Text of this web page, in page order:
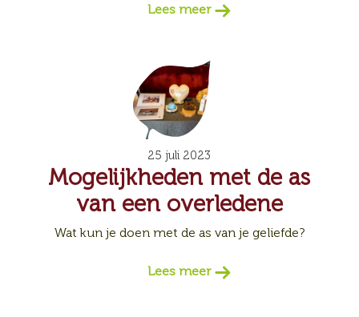
Lees meer
25 juli 2023
Mogelijkheden met de as
van een overledene
Wat kun je doen met de as van je geliefde?
Lees meer